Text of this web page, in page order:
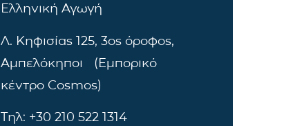
Ελληνική Αγωγή
Λ. Κηφισίας 125, 3ος όροφος,
Αμπελόκηποι (Εμπορικό
κέντρο Cosmos)
Τηλ: +30 210 522 1314